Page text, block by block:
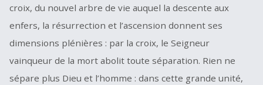
croix, du nouvel arbre de vie auquel la descente aux
enfers, la résurrection et l’ascension donnent ses
dimensions plénières : par la croix, le Seigneur
vainqueur de la mort abolit toute séparation. Rien ne
sépare plus Dieu et l’homme : dans cette grande unité,